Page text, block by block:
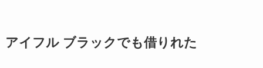
アイフル ブラックでも借りれた